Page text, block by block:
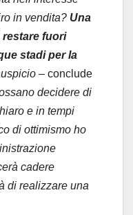
in vendita? Una
fuori
stadi per la
– conclude
decidere di
e in tempi
di ottimismo ho
cadere
di realizzare una